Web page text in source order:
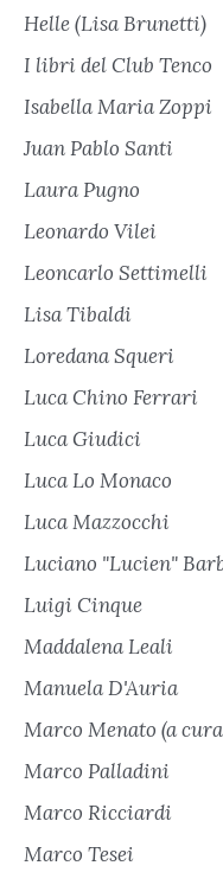
Helle (Lisa Brunetti)
I libri del Club Tenco
Isabella Maria Zoppi
Juan Pablo Santi
Laura Pugno
Leonardo Vilei
Leoncarlo Settimelli
Lisa Tibaldi
Loredana Squeri
Luca Chino Ferrari
Luca Giudici
Luca Lo Monaco
Luca Mazzocchi
Luciano "Lucien"
Luigi Cinque
Maddalena Leali
Manuela D'Auria
Marco Menato (a
Marco Palladini
Marco Ricciardi
Marco Tesei